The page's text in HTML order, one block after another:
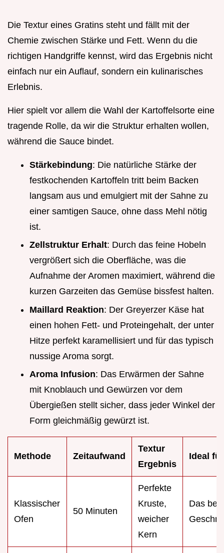
Die Textur eines Gratins steht und fällt mit der
Chemie zwischen Stärke und Fett. Wenn du die
richtigen Handgriffe kennst, wird das Ergebnis nicht
einfach nur ein Auflauf, sondern ein kulinarisches
Erlebnis.
Hier spielt vor allem die Wahl der Kartoffelsorte eine
tragende Rolle, da wir die Struktur erhalten wollen,
während die Sauce bindet.
Stärkebindung: Die natürliche Stärke der
festkochenden Kartoffeln tritt beim Backen
langsam aus und emulgiert mit der Sahne zu
einer samtigen Sauce, ohne dass Mehl nötig
ist.
Zellstruktur Erhalt: Durch das feine Hobeln
vergrößert sich die Oberfläche, was die
Aufnahme der Aromen maximiert, während die
kurzen Garzeiten das Gemüse bissfest halten.
Maillard Reaktion: Der Greyerzer Käse hat
einen hohen Fett- und Proteingehalt, der unter
Hitze perfekt karamellisiert und für das typisch
nussige Aroma sorgt.
Aroma Infusion: Das Erwärmen der Sahne
mit Knoblauch und Gewürzen vor dem
Übergießen stellt sicher, dass jeder Winkel der
Form gleichmäßig gewürzt ist.
Methode Zeitaufwand
Textur
Ergebnis
Ideal für
Klassischer
Ofen
50 Minuten
Perfekte
Kruste,
weicher
Kern
Das